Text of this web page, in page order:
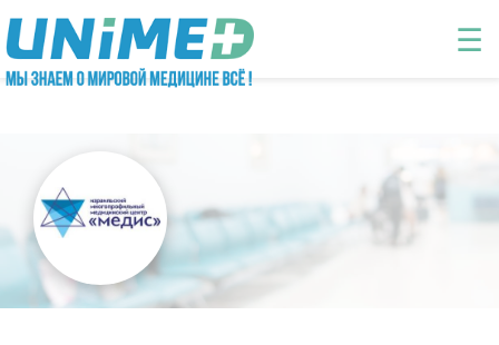
Перейти к основному содержанию
☰